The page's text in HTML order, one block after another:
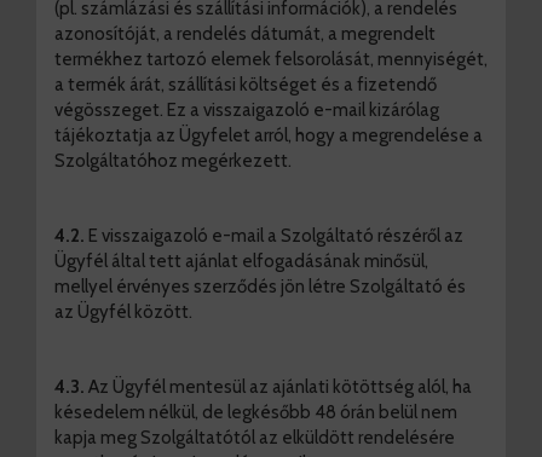
(pl. számlázási és szállítási információk), a rendelés
azonosítóját, a rendelés dátumát, a megrendelt
termékhez tartozó elemek felsorolását, mennyiségét,
a termék árát, szállítási költséget és a fizetendő
végösszeget. Ez a visszaigazoló e-mail kizárólag
tájékoztatja az Ügyfelet arról, hogy a megrendelése a
Szolgáltatóhoz megérkezett.
4.2. E visszaigazoló e-mail a Szolgáltató részéről az
Ügyfél által tett ajánlat elfogadásának minősül,
mellyel érvényes szerződés jön létre Szolgáltató és
az Ügyfél között.
4.3. Az Ügyfél mentesül az ajánlati kötöttség alól, ha
késedelem nélkül, de legkésőbb 48 órán belül nem
kapja meg Szolgáltatótól az elküldött rendelésére